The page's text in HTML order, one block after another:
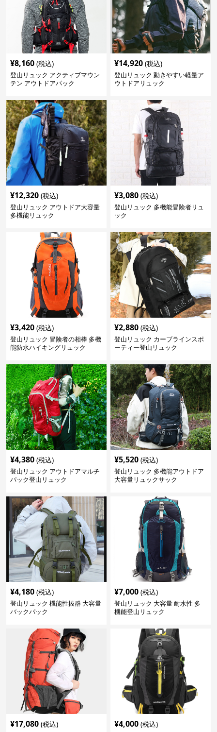
¥8,160 (税込)
登山リュック アクティブマウン
テン アウトドアパック
¥14,920 (税込)
登山リュック 動きやすい軽量ア
ウトドアリュック
¥12,320 (税込)
登山リュック アウトドア大容量
多機能リュック
¥3,080 (税込)
登山リュック 多機能冒険者リュ
ック
¥3,420 (税込)
登山リュック 冒険者の相棒 多機
能防水ハイキングリュック
¥2,880 (税込)
登山リュック カーブラインスポ
ーティー登山リュック
¥4,380 (税込)
登山リュック アウトドアマルチ
パック登山リュック
¥5,520 (税込)
登山リュック 多機能アウトドア
大容量リュックサック
¥4,180 (税込)
登山リュック 機能性抜群 大容量
バックパック
¥7,000 (税込)
登山リュック 大容量 耐水性 多
機能登山リュック
¥17,080 (税込) ¥4,000 (税込)